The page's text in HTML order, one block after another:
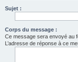
Sujet :
Corps du message :
Ce message sera envoyé au
L’adresse de réponse à ce